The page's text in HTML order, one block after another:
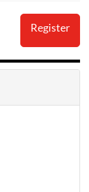
Register